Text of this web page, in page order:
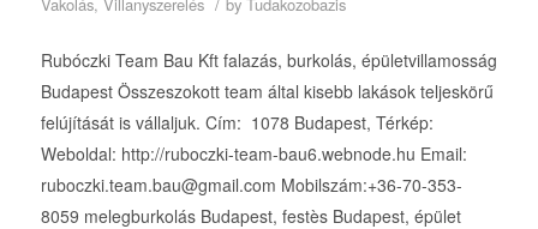
Rubóczki Team Bau Kft falazás, burkolás, épületvillamosság
Budapest Összeszokott team által kisebb lakások teljeskörű
felújítását is vállaljuk. Cím: 1078 Budapest, Térkép:
Weboldal: http://ruboczki-team-bau6.webnode.hu Email:
ruboczki.team.bau@gmail.com Mobilszám:+36-70-353-
8059 melegburkolás Budapest, festès Budapest, épület